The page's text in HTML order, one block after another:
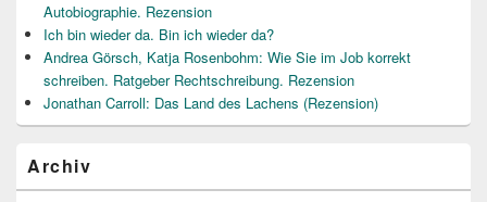
Autobiographie. Rezension
Ich bin wieder da. Bin ich wieder da?
Andrea Görsch, Katja Rosenbohm: Wie Sie im Job korrekt
schreiben. Ratgeber Rechtschreibung. Rezension
Jonathan Carroll: Das Land des Lachens (Rezension)
Archiv